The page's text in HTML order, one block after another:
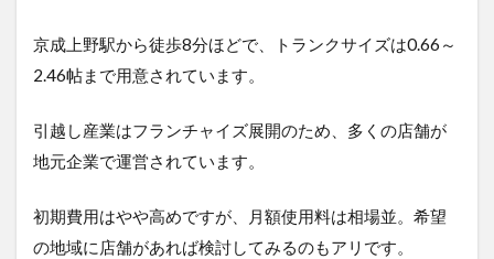
京成上野駅から徒歩8分ほどで、トランクサイズは0.66～
2.46帖まで用意されています。
引越し産業はフランチャイズ展開のため、多くの店舗が
地元企業で運営されています。
初期費用はやや高めですが、月額使用料は相場並。希望
の地域に店舗があれば検討してみるのもアリです。